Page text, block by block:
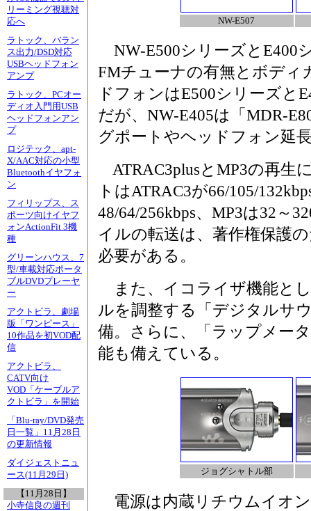
リーミング視聴対
応へ
ラトック、バラン
ス出力/DSD対応
USBヘッドフォン
アンプ
ラトック、PCオー
ディオ入門用USB
ヘッドフォンアン
プ
ロジテック、apt-
X/AAC対応の小型
Bluetoothイヤフォ
ン
フィリップス、ス
ポーツ向けイヤフ
ォンActionFit 3機
種
グリーンハウス、7
型/車載対応ポータ
ブルDVDプレーヤ
ー
アクトビラ、劇場
版「ワンピース」
10作品を初VOD配
信
アクトビラ、
CATV向け
VOD「ケーブルア
クトビラ」を開始
「Blu-ray/DVD発売
日一覧」11月28日
の更新情報
ダイジェストニュ
ース(11月29日)
【11月28日】
小寺信良の週刊
NW-E507
NW-E500シリーズとE400
FMチューナの有無とボディ
ドフォンはE500シリーズと
だが、NW-E405は「MDR-
グポートやヘッドフォン延
ATRAC3plusとMP3の再生
トはATRAC3が66/105/
48/64/256kbps、MP3は32～
イルの転送は、著作権保護
必要がある。
また、イコライザ機能と
ルを調整する「デジタルサ
備。さらに、「ラップメー
能も備えている。
ジョグシャトル部
電源は内蔵リチウムイオ